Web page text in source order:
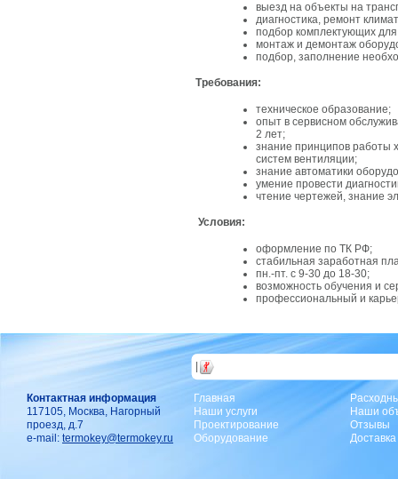
выезд на объекты на
диагностика, ремонт
подбор комплектующих
монтаж и демонтаж
подбор, заполнение
Требования:
техническое образование;
опыт в сервисном
2 лет;
знание принципов работы
систем вентиляции;
знание автоматики
умение провести
чтение чертежей, знание
Условия:
оформление по ТК РФ;
стабильная заработная
пн.-пт. с 9-30 до 18-30;
возможность обучения и
профессиональный и
Контактная информация
117105, Москва, Нагорный
проезд, д.7
e-mail: termokey@termokey.ru
Главная
Наши услуги
Проектирование
Оборудование
Наши
Отзывы